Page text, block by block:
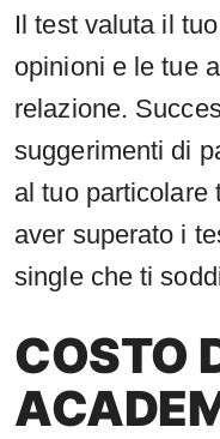
Il test valuta il
opinioni e le tue
relazione.
suggerimenti di
al tuo particolare
aver superato i
single che ti
COSTO